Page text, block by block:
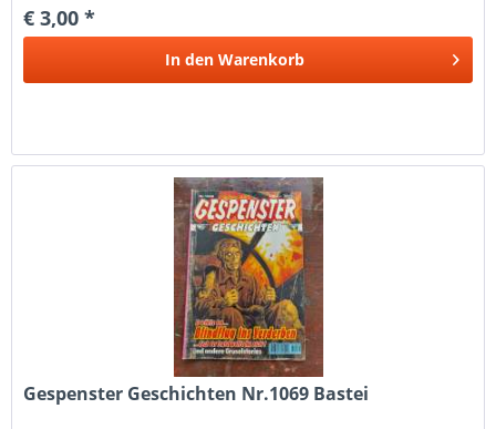
€ 3,00 *
In den Warenkorb
Gespenster Geschichten Nr.1069 Bastei